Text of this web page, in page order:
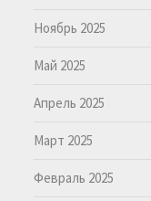
Ноябрь 2025
Май 2025
Апрель 2025
Март 2025
Февраль 2025